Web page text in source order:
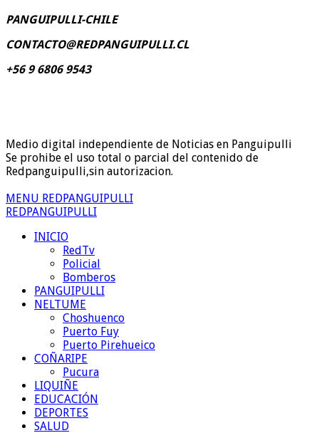
PANGUIPULLI-CHILE
CONTACTO@REDPANGUIPULLI.CL
+56 9 6806 9543
Medio digital independiente de Noticias en Panguipulli
Se prohibe el uso total o parcial del contenido de
Redpanguipulli,sin autorizacion.
MENU REDPANGUIPULLI
REDPANGUIPULLI
INICIO
RedTv
Policial
Bomberos
PANGUIPULLI
NELTUME
Choshuenco
Puerto Fuy
Puerto Pirehueico
COÑARIPE
Pucura
LIQUIÑE
EDUCACIÓN
DEPORTES
SALUD